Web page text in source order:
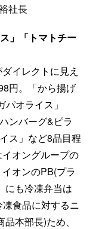
社長
」「トマトチー
イレクトに見え
円。「から揚げ
オライス」
ンバーグ&ピラ
ス」など8品目程
オングループの
オンのPB(プラ
にも冷凍弁当は
食品に対するニ
本部長)ため、